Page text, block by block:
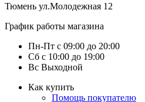
Тюмень ул.Молодежная 12
График работы магазина
Пн-Пт с 09:00 до 20:00
Сб с 10:00 до 19:00
Вс Выходной
Как купить
Помощь покупателю